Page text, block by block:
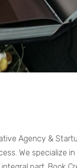
Agency &
We specialize